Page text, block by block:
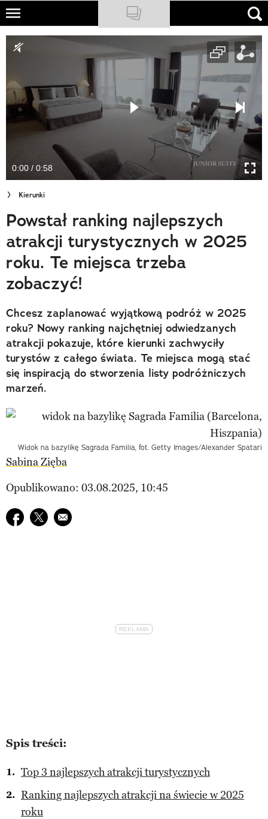
Skip
main
NATIONAL GEOGRAPHIC
PODCASTY
Sklep
Cuda Polski
Wielki Konkurs Fotograficzny
Trendbook Podróżniczy
Polecane
0:00 / 0:58
Kierunki
Powstał ranking najlepszych
atrakcji turystycznych w 2025
roku. Te miejsca trzeba
zobaczyć!
Chcesz zaplanować wyjątkową podróż w 2025
roku? Nowy ranking najchętniej odwiedzanych
atrakcji pokazuje, które kierunki zachwyciły
turystów z całego świata. Te miejsca mogą stać
się inspiracją do stworzenia listy podróżniczych
marzeń.
Widok na bazylikę Sagrada Familia, fot. Getty Images/Alexander Spatari
Sabina Zięba
Opublikowano: 03.08.2025, 10:45
Udostępnij na facebook
Udostępnij na twitter
E-mail do przyjaciela
Spis treści:
Top 3 najlepszych atrakcji turystycznych
Ranking najlepszych atrakcji na świecie w 2025
roku